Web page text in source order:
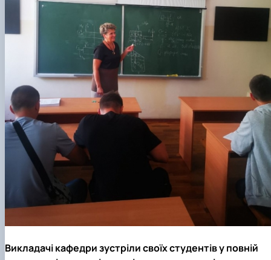
Викладачі кафедри зустріли своїх студентів у повній